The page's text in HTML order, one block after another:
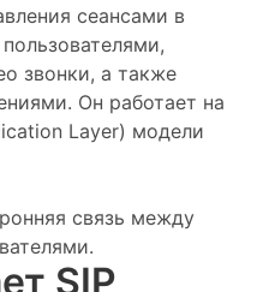
сеансами в
звонки, а также
Он работает на
Layer) модели
связь между
SIP